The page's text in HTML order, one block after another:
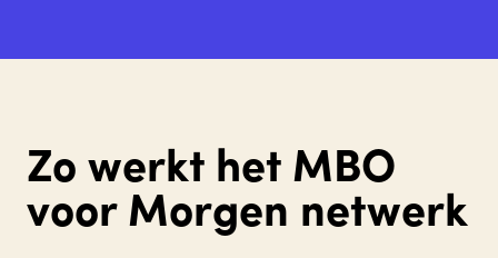
Zo werkt het MBO
voor Morgen netwerk